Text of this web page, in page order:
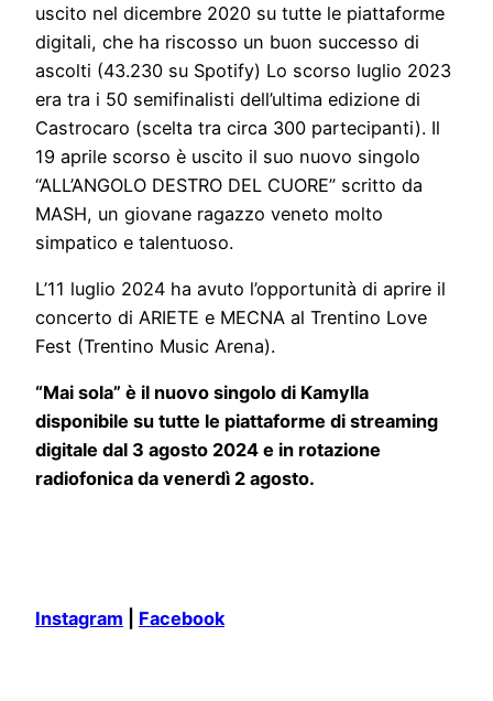
uscito nel dicembre 2020 su tutte le piattaforme
digitali, che ha riscosso un buon successo di
ascolti (43.230 su Spotify) Lo scorso luglio 2023
era tra i 50 semifinalisti dell’ultima edizione di
Castrocaro (scelta tra circa 300 partecipanti). Il
19 aprile scorso è uscito il suo nuovo singolo
“ALL’ANGOLO DESTRO DEL CUORE” scritto da
MASH, un giovane ragazzo veneto molto
simpatico e talentuoso.
L’11 luglio 2024 ha avuto l’opportunità di aprire il
concerto di ARIETE e MECNA al Trentino Love
Fest (Trentino Music Arena).
“Mai sola” è il nuovo singolo di Kamylla
disponibile su tutte le piattaforme di streaming
digitale dal 3 agosto 2024 e in rotazione
radiofonica da venerdì 2 agosto.
Instagram Facebook